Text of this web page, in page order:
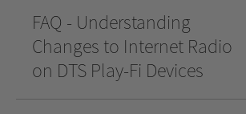
FAQ - Understanding
Changes to Internet Radio
on DTS Play-Fi Devices